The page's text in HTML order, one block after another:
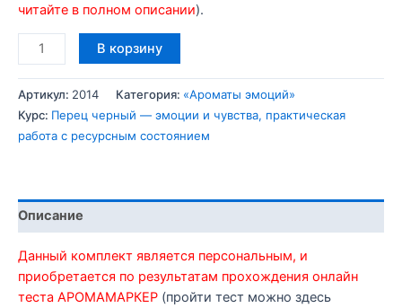
читайте в полном описании).
Количество
товара
Комплект
эмоции
и
чувства
в
виде
В корзину
Артикул: 2014 Категория: «Ароматы эмоций»
Курс: Перец черный — эмоции и чувства, практическая
работа с ресурсным состоянием
Описание
Данный комплект является персональным, и
приобретается по результатам прохождения онлайн
теста АРОМАМАРКЕР (пройти тест можно здесь